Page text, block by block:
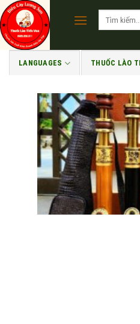
Skip
to
content
LANGUAGES THUỐC LÀO